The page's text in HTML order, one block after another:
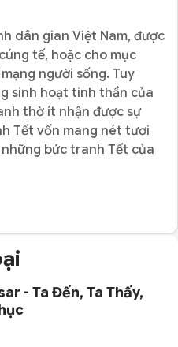
dân gian Việt Nam, được
tế, hoặc cho mục
người sống. Tuy
sinh hoạt tinh thần của
thờ ít nhận được sự
Tết vốn mang nét tươi
bức tranh Tết của
- Ta Đến, Ta Thấy,